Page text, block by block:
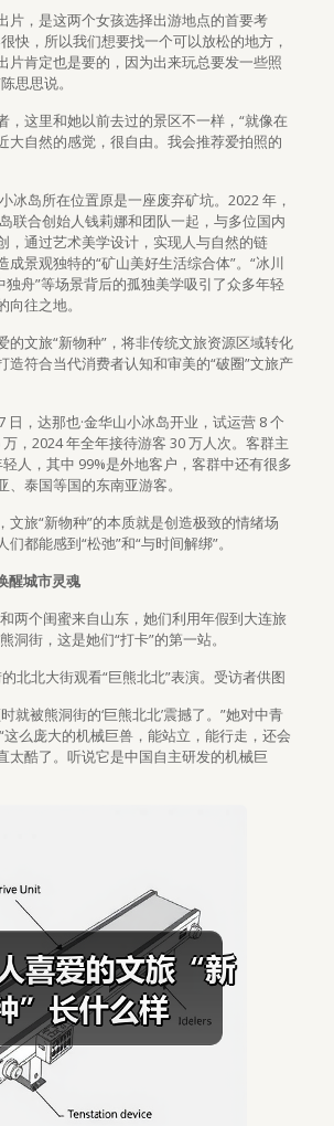
片，是这两个女孩选择出游地点的首要考
快，所以我们想要找一个可以放松的地方，
片肯定也是要的，因为出来玩总要发一些照
思思说。
，这里和她以前去过的景区不一样，“就像在
大自然的感觉，很自由。我会推荐爱拍照的
冰岛所在位置原是一座废弃矿坑。2022 年，
联合创始人钱莉娜和团队一起，与多位国内
，通过艺术美学设计，实现人与自然的链
成景观独特的“矿山美好生活综合体”。“冰川
独舟”等场景背后的孤独美学吸引了众多年轻
往之地。
的文旅“新物种”，将非传统文旅资源区域转化
造符合当代消费者认知和审美的“破圈”文旅产
日，达那也·金华山小冰岛开业，试运营 8 个
，2024 年全年接待游客 30 万人次。客群主
人，其中 99%是外地客户，客群中还有很多
泰国等国的东南亚游客。
文旅“新物种”的本质就是创造极致的情绪场
都能感到“松弛”和“与时间解绑”。
醒城市灵魂
两个闺蜜来自山东，她们利用年假到大连旅
洞街，这是她们“打卡”的第一站。
北北大街观看“巨熊北北”表演。受访者供图
就被熊洞街的‘巨熊北北’震撼了。”她对中青
这么庞大的机械巨兽，能站立，能行走，还会
太酷了。听说它是中国自主研发的机械巨